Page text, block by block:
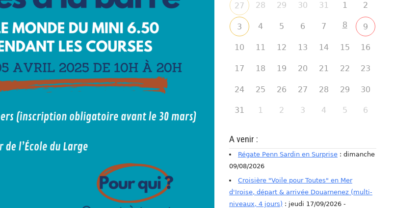
27 28 29 30 31 1 2
3 4 5 6 7 8 9
10 11 12 13 14 15 16
17 18 19 20 21 22 23
24 25 26 27 28 29 30
31 1 2 3 4 5 6
A venir :
Régate Penn Sardin en Surprise : dimanche
09/08/2026
Croisière "Voile pour Toutes" en Mer
d'Iroise, départ & arrivée Douarnenez (multi-
niveaux, 4 jours) : jeudi 17/09/2026 -